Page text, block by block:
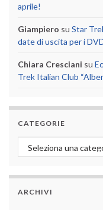
aprile!
Giampiero su Star
date di uscita per i
Chiara Cresciani su
Trek Italian Club
CATEGORIE
Categorie
ARCHIVI